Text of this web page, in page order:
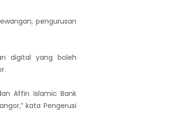
pengurusan
digital yang boleh
Affin Islamic Bank
kata Pengerusi